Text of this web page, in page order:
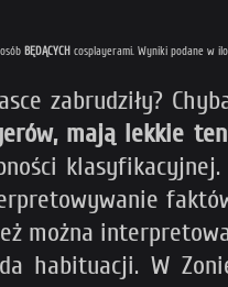
BĘDĄCYCH cosplayerami. Wyniki podane w
zabrudziły?
mają lekkie
można
habituacji. W